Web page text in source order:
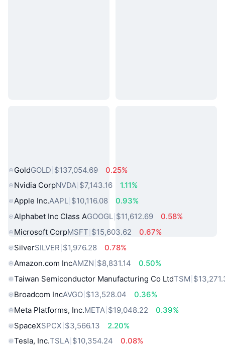
GoldGOLD $137,054.69
0.25%
Nvidia CorpNVDA $7,143.16
1.11%
Apple Inc.AAPL $10,116.08
0.93%
Alphabet Inc Class AGOOGL $11,612.69
0.58%
Microsoft CorpMSFT $15,603.62
0.67%
SilverSILVER $1,976.28
0.78%
Amazon.com IncAMZN $8,831.14
0.50%
Taiwan Semiconductor Manufacturing Co LtdTSM
Broadcom IncAVGO $13,528.04
0.36%
Meta Platforms, Inc.META $19,048.22
0.39%
SpaceXSPCX $3,566.13
2.20%
Tesla, Inc.TSLA $10,354.24
0.08%